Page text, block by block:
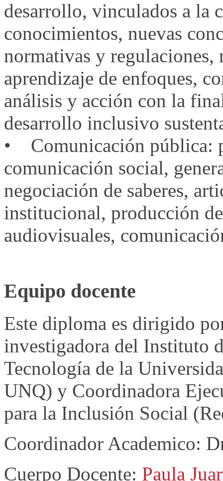
desarrollo, vinculados a la
conocimientos, nuevas
normativas y regulaciones,
aprendizaje de enfoques,
análisis y acción con la
desarrollo inclusivo
• Comunicación pública:
comunicación social,
negociación de saberes,
institucional, producción
audiovisuales,
Equipo docente
Este diploma es dirigido
investigadora del Instituto
Tecnología de la
UNQ) y Coordinadora
para la Inclusión Social
Coordinador Academico:
Cuerpo Docente: Paula